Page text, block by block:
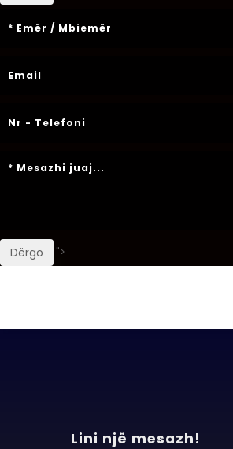
Dërgo ">
Lini një mesazh!